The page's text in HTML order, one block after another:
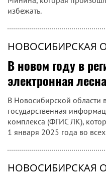
избежать.
НОВОСИБИРСКАЯ
В новом году в
электронная
В Новосибирской области
государственная
комплекса (ФГИС ЛК),
1 января 2025 года во
НОВОСИБИРСКАЯ